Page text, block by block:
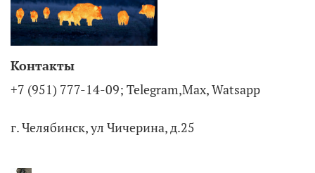
Контакты
+7 (951) 777-14-09; Telegram,Max, Watsapp
г. Челябинск, ул Чичерина, д.25